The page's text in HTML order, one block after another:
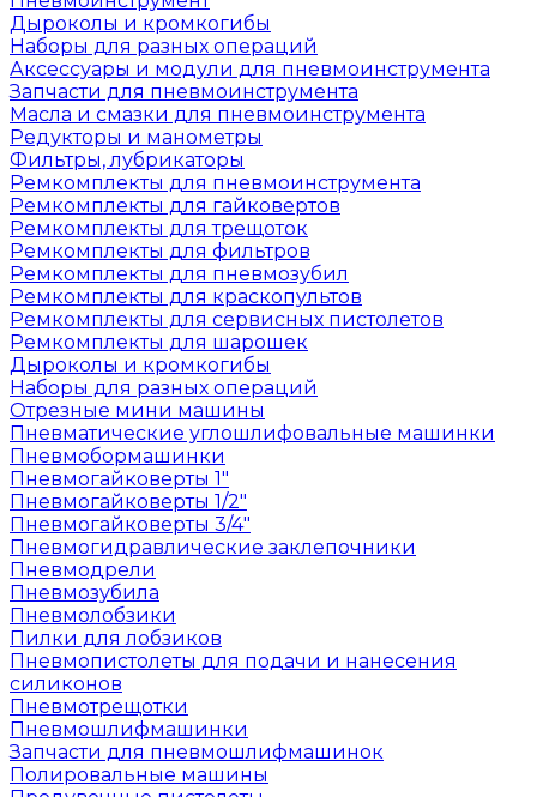
Дыроколы и кромкогибы
Наборы для разных операций
Аксессуары и модули для пневмоинструмента
Запчасти для пневмоинструмента
Масла и смазки для пневмоинструмента
Редукторы и манометры
Фильтры, лубрикаторы
Ремкомплекты для пневмоинструмента
Ремкомплекты для гайковертов
Ремкомплекты для трещоток
Ремкомплекты для фильтров
Ремкомплекты для пневмозубил
Ремкомплекты для краскопультов
Ремкомплекты для сервисных пистолетов
Ремкомплекты для шарошек
Дыроколы и кромкогибы
Наборы для разных операций
Отрезные мини машины
Пневматические углошлифовальные машинки
Пневмобормашинки
Пневмогайковерты 1"
Пневмогайковерты 1/2"
Пневмогайковерты 3/4"
Пневмогидравлические заклепочники
Пневмодрели
Пневмозубила
Пневмолобзики
Пилки для лобзиков
Пневмопистолеты для подачи и нанесения
силиконов
Пневмотрещотки
Пневмошлифмашинки
Запчасти для пневмошлифмашинок
Полировальные машины